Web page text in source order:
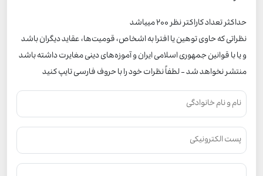
حداکثر تعداد کاراکتر نظر 200 ميياشد
نظراتی که حاوی توهین یا افترا به اشخاص، قومیت‌ها، عقاید دیگران باشد
و یا با قوانین جمهوری اسلامی ایران و آموزه‌های دینی مغایرت داشته باشد
منتشر نخواهد شد - لطفاً نظرات خود را با حروف فارسی تایپ کنید